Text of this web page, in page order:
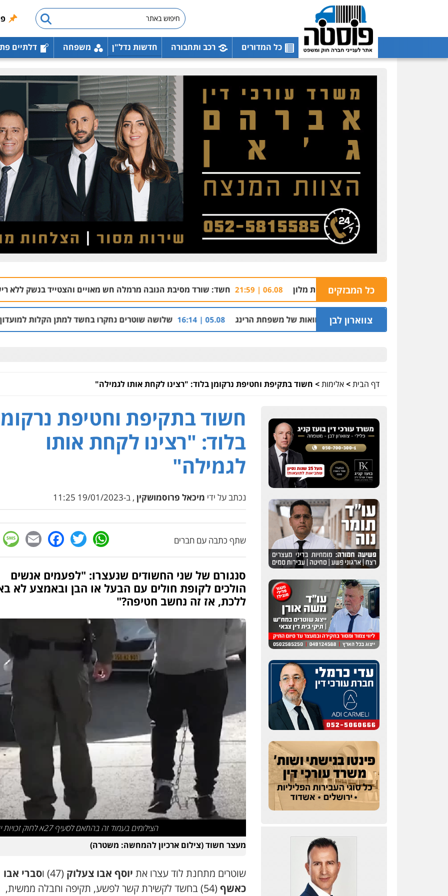
כל המדורים רכב ותחבורה חדשות נדל"ן משפחה דלתיים
כל המבזקים
06.08 | 21:59 חשד: שורד מסיבת הנובה מרמלה חש מאויים והצטייד בנשק ללא רישיון 06.08 | 20:43
צווארון לבן
וסינדיקאט ההלוואות של משפחת הרינג 05.08 | 16:14 שלושה שוטרים נחקרו בחשד למתן הקלות למועדון בבעלות אחיו
דף הבית>אלימות> חשוד בתקיפת וחטיפת נרקומן בלוד: "רצינו לקחת אותו לגמילה"
חשוד בתקיפת וחטיפת
בלוד: "רצינו לקחת אותו
לגמילה"
נכתב על ידי מיכאל פרוסמושקין , ב-19/01/2023 11:25
שתף כתבה עם חברים WhatsApp
Twitter
סנגורם של שני החשודים שנעצרו: "לפעמים אנשים
הולכים לקופת חולים עם הבעל או הבן ובאמצע לא
ללכת, אז זה נחשב חטיפה?"
הצילומים בעמוד זה בהתאם לסעיף 27א לחוק זכויות יוצרים
מעצר חשוד (צילום ארכיון להמחשה: משטרה)
שוטרים מתחנת לוד עצרו את יוסף אבו צעלוק (47) ו
סברי אבו
כאשף
(54) בחשד לקשירת קשר לפשע, תקיפה וחבלה ממשית,